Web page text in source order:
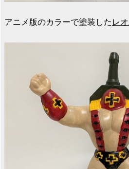
アニメ版のカラーで塗装した レ